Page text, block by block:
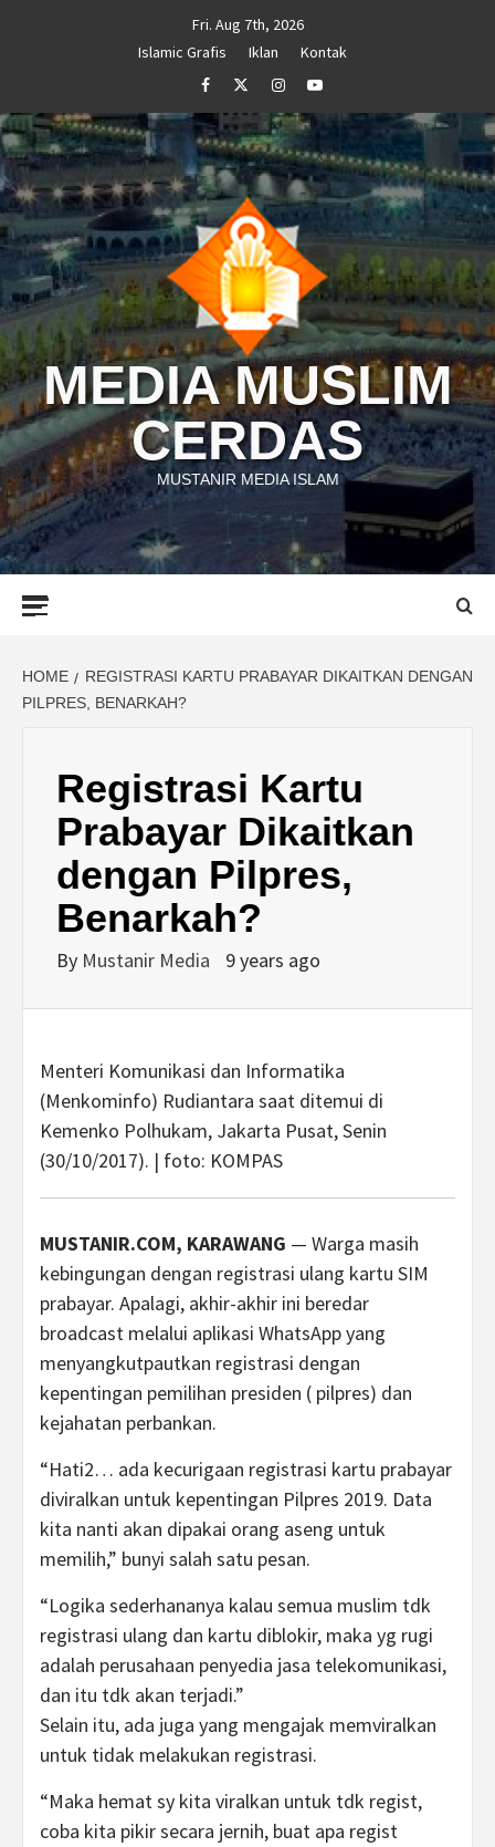
Fri. Aug 7th, 2026
Islamic Grafis
Iklan
Kontak
FacebookTwitterInstagramYoutube
MEDIA MUSLIM
CERDAS
MUSTANIR MEDIA ISLAM
HOME
REGISTRASI KARTU PRABAYAR DIKAITKAN DENGAN
PILPRES, BENARKAH?
Registrasi Kartu
Prabayar Dikaitkan
dengan Pilpres,
Benarkah?
By Mustanir Media 9 years ago
Menteri Komunikasi dan Informatika
(Menkominfo) Rudiantara saat ditemui di
Kemenko Polhukam, Jakarta Pusat, Senin
(30/10/2017). | foto: KOMPAS
MUSTANIR.COM, KARAWANG — Warga masih
kebingungan dengan registrasi ulang kartu SIM
prabayar. Apalagi, akhir-akhir ini beredar
broadcast melalui aplikasi WhatsApp yang
menyangkutpautkan registrasi dengan
kepentingan pemilihan presiden ( pilpres) dan
kejahatan perbankan.
“Hati2… ada kecurigaan registrasi kartu prabayar
diviralkan untuk kepentingan Pilpres 2019. Data
kita nanti akan dipakai orang aseng untuk
memilih,” bunyi salah satu pesan.
“Logika sederhananya kalau semua muslim tdk
registrasi ulang dan kartu diblokir, maka yg rugi
adalah perusahaan penyedia jasa telekomunikasi,
dan itu tdk akan terjadi.”
Selain itu, ada juga yang mengajak memviralkan
untuk tidak melakukan registrasi.
“Maka hemat sy kita viralkan untuk tdk regist,
coba kita pikir secara jernih, buat apa regist